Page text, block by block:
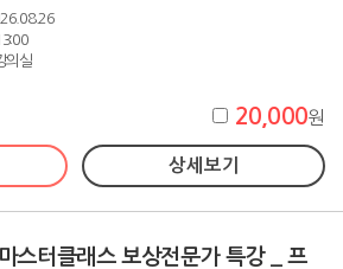
의실
20,000원
상세보기
스터클래스 보상전문가 특강 _ 프